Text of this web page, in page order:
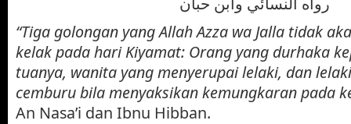
“Tiga golongan yang Allah Azza wa Jalla tidak
kelak pada hari Kiyamat: Orang yang durhaka
tuanya, wanita yang menyerupai lelaki, dan
cemburu bila menyaksikan kemungkaran pada
An Nasa’i dan Ibnu Hibban.